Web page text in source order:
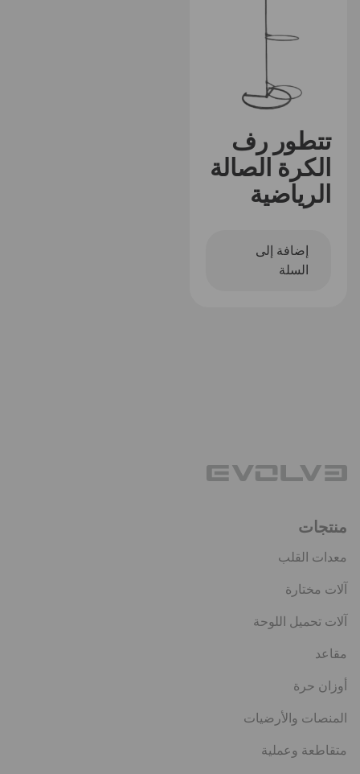
تتطور رف
الكرة الصالة
الرياضية
إضافة إلى
السلة
منتجات
معدات القلب
آلات مختارة
آلات تحميل اللوحة
مقاعد
أوزان حرة
المنصات والأرضيات
متقاطعة وعملية